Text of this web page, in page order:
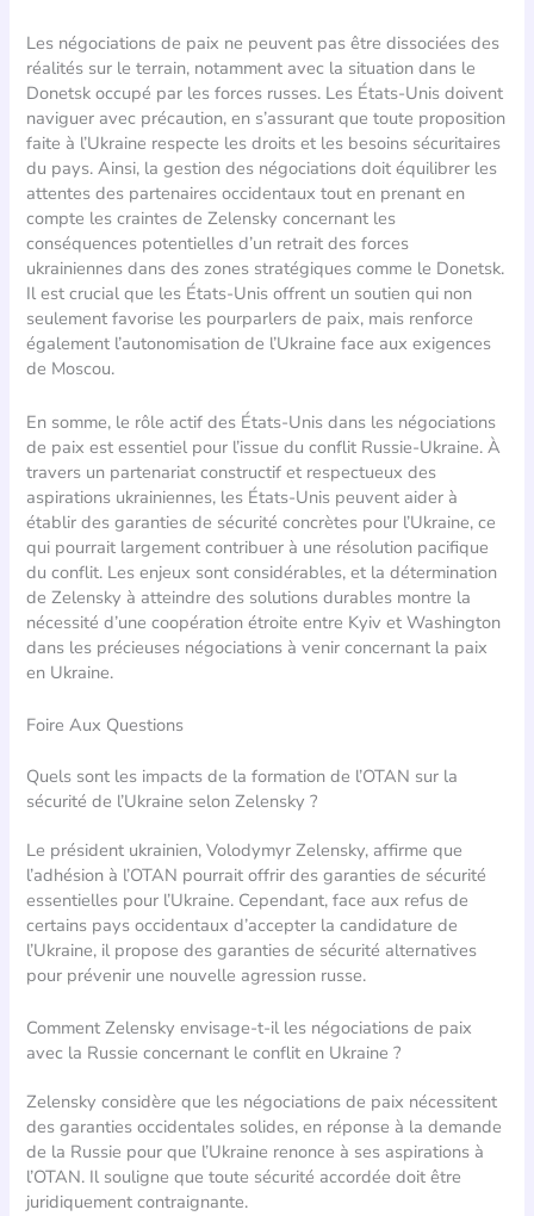
Les négociations de paix ne peuvent pas être dissociées des
réalités sur le terrain, notamment avec la situation dans le
Donetsk occupé par les forces russes. Les États-Unis doivent
naviguer avec précaution, en s’assurant que toute proposition
faite à l’Ukraine respecte les droits et les besoins sécuritaires
du pays. Ainsi, la gestion des négociations doit équilibrer les
attentes des partenaires occidentaux tout en prenant en
compte les craintes de Zelensky concernant les
conséquences potentielles d’un retrait des forces
ukrainiennes dans des zones stratégiques comme le Donetsk.
Il est crucial que les États-Unis offrent un soutien qui non
seulement favorise les pourparlers de paix, mais renforce
également l’autonomisation de l’Ukraine face aux exigences
de Moscou.
En somme, le rôle actif des États-Unis dans les négociations
de paix est essentiel pour l’issue du conflit Russie-Ukraine. À
travers un partenariat constructif et respectueux des
aspirations ukrainiennes, les États-Unis peuvent aider à
établir des garanties de sécurité concrètes pour l’Ukraine, ce
qui pourrait largement contribuer à une résolution pacifique
du conflit. Les enjeux sont considérables, et la détermination
de Zelensky à atteindre des solutions durables montre la
nécessité d’une coopération étroite entre Kyiv et Washington
dans les précieuses négociations à venir concernant la paix
en Ukraine.
Foire Aux Questions
Quels sont les impacts de la formation de l’OTAN sur la
sécurité de l’Ukraine selon Zelensky ?
Le président ukrainien, Volodymyr Zelensky, affirme que
l’adhésion à l’OTAN pourrait offrir des garanties de sécurité
essentielles pour l’Ukraine. Cependant, face aux refus de
certains pays occidentaux d’accepter la candidature de
l’Ukraine, il propose des garanties de sécurité alternatives
pour prévenir une nouvelle agression russe.
Comment Zelensky envisage-t-il les négociations de paix
avec la Russie concernant le conflit en Ukraine ?
Zelensky considère que les négociations de paix nécessitent
des garanties occidentales solides, en réponse à la demande
de la Russie pour que l’Ukraine renonce à ses aspirations à
l’OTAN. Il souligne que toute sécurité accordée doit être
juridiquement contraignante.